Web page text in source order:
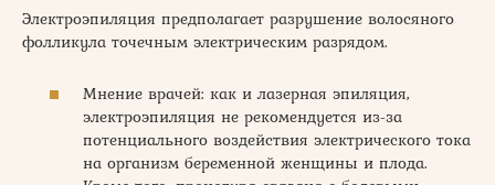
Электроэпиляция предполагает разрушение волосяного
фолликула точечным электрическим разрядом.
Мнение врачей: как и лазерная эпиляция,
электроэпиляция не рекомендуется из-за
потенциального воздействия электрического тока
на организм беременной женщины и плода.